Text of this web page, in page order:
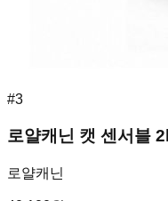
#3
로얄캐닌 캣 센서블
로얄캐닌